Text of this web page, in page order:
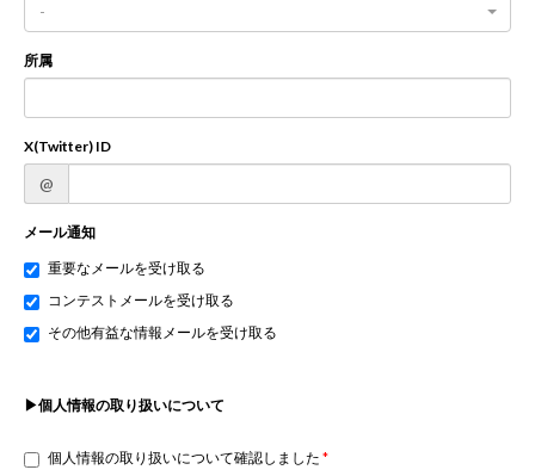
-
所属
X(Twitter) ID
@
メール通知
重要なメールを受け取る
コンテストメールを受け取る
その他有益な情報メールを受け取る
▶個人情報の取り扱いについて
個人情報の取り扱いについて確認しました